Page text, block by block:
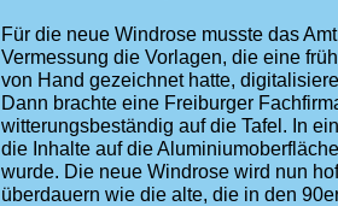
Für die neue Windrose musste das
Vermessung die Vorlagen, die eine
von Hand gezeichnet hatte,
Dann brachte eine Freiburger
witterungsbeständig auf die Tafel. In
die Inhalte auf die
wurde. Die neue Windrose wird nun
überdauern wie die alte, die in den